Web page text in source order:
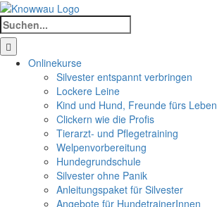
Zum
Inhalt
springen
Suche
nach:
Onlinekurse
Silvester entspannt verbringen
Lockere Leine
Kind und Hund, Freunde fürs Leben
Clickern wie die Profis
Tierarzt- und Pflegetraining
Welpenvorbereitung
Hundegrundschule
Silvester ohne Panik
Anleitungspaket für Silvester
Angebote für HundetrainerInnen